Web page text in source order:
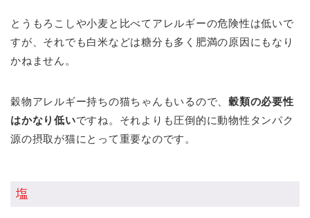
とうもろこしや小麦と比べてアレルギーの危険性は低いで
すが、それでも白米などは糖分も多く肥満の原因にもなり
かねません。
穀物アレルギー持ちの猫ちゃんもいるので、穀類の必要性
はかなり低いですね。それよりも圧倒的に動物性タンパク
源の摂取が猫にとって重要なのです。
塩